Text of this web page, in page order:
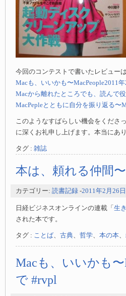
今回のコンテストで書いたレビュー
Macも、いいかも〜MacPeople2011
Macから離れたところでも、読んで
MacPepleとともに自分を振り返る〜
このようなすばらしい機会をくださ
に深くお礼申し上げます。本当にあ
タグ : 雑誌
本は、頼れる仲間
カテゴリー: 読書記録 -2011年2月26日
日経ビジネスオンラインの連載「 生
された本です。
タグ : ことば、 古典、 哲学、 本の本、
Macも、いいかも〜
で #rvpl